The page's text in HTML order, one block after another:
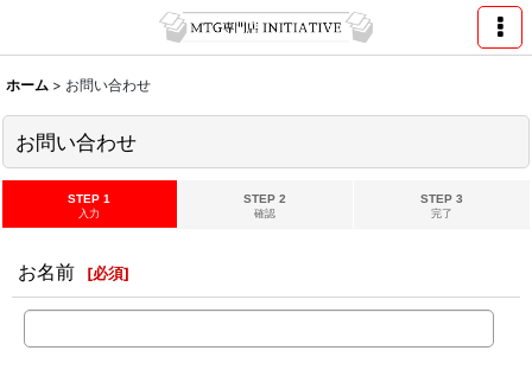
ホーム > お問い合わせ
お問い合わせ
STEP 1
入力
STEP 2
確認
STEP 3
完了
お名前 [必須]